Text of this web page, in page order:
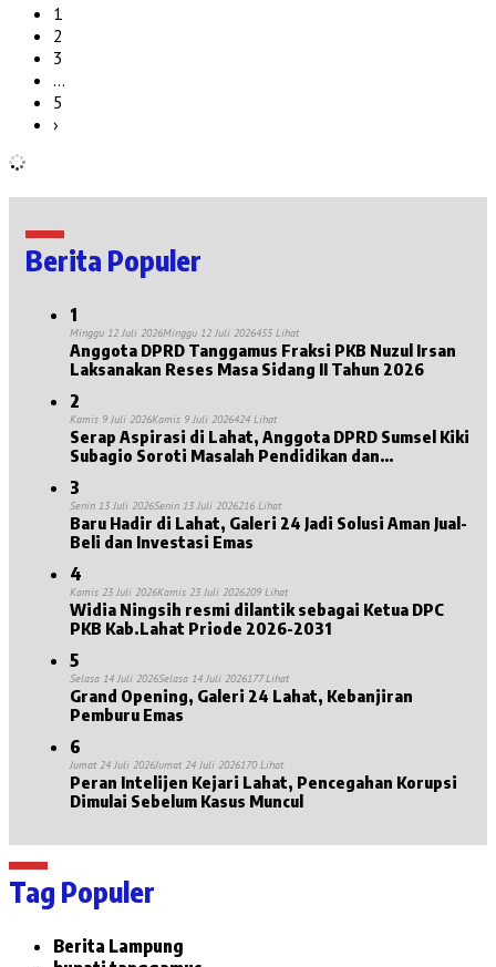
1
2
3
…
5
›
Berita Populer
1
Minggu 12 Juli 2026Minggu 12 Juli 2026455 Lihat
Anggota DPRD Tanggamus Fraksi PKB Nuzul Irsan
Laksanakan Reses Masa Sidang II Tahun 2026
2
Kamis 9 Juli 2026Kamis 9 Juli 2026424 Lihat
Serap Aspirasi di Lahat, Anggota DPRD Sumsel Kiki
Subagio Soroti Masalah Pendidikan dan
3
Senin 13 Juli 2026Senin 13 Juli 2026216 Lihat
Baru Hadir di Lahat, Galeri 24 Jadi Solusi Aman Jual-
Beli dan Investasi Emas
4
Kamis 23 Juli 2026Kamis 23 Juli 2026209 Lihat
Widia Ningsih resmi dilantik sebagai Ketua DPC
PKB Kab.Lahat Priode 2026-2031
5
Selasa 14 Juli 2026Selasa 14 Juli 2026177 Lihat
Grand Opening, Galeri 24 Lahat, Kebanjiran
Pemburu Emas
6
Jumat 24 Juli 2026Jumat 24 Juli 2026170 Lihat
Peran Intelijen Kejari Lahat, Pencegahan Korupsi
Dimulai Sebelum Kasus Muncul
Tag Populer
Berita Lampung